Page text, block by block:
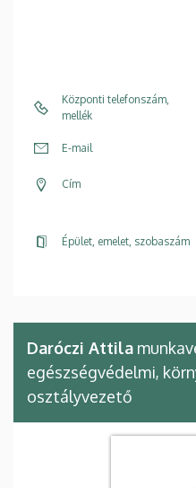
Központi telefonszám,
mellék
E-mail
Cím
Épület, emelet, szobaszám
Daróczi Attila
egészségvédelmi,
osztályvezető